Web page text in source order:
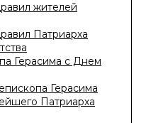
жителей
Патриарха
Герасима с Днем
Герасима
Патриарха